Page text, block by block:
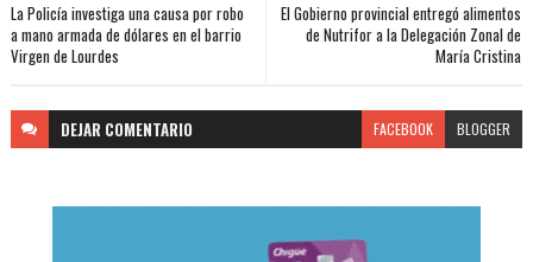
El Gobierno provincial entregó alimentos
de Nutrifor a la Delegación Zonal de
María Cristina
La Policía investiga una causa por robo
a mano armada de dólares en el barrio
Virgen de Lourdes
DEJAR COMENTARIO FACEBOOK BLOGGER